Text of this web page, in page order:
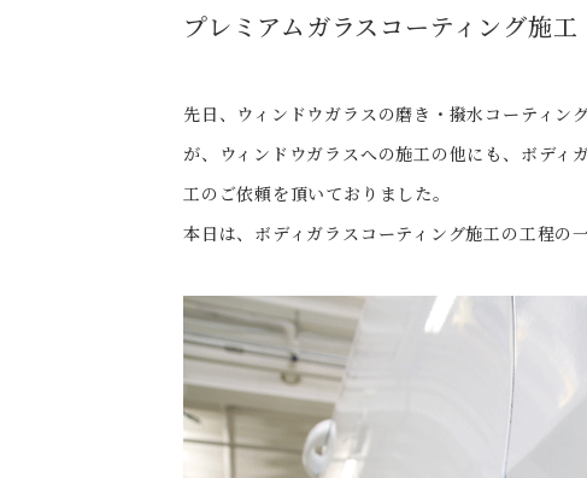
プレミアムガラスコーティング施
先日、ウィンドウガラスの磨き・撥水コーティ
が、ウィンドウガラスへの施工の他にも、ボディ
工のご依頼を頂いておりました。
本日は、ボディガラスコーティング施工の工程の